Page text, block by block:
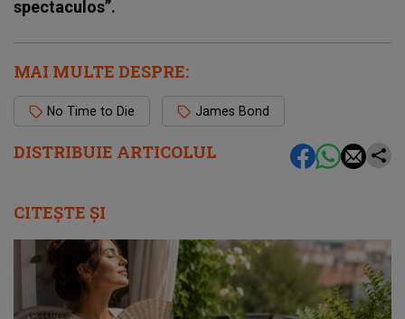
DISTRIBUIE ARTICOLUL
spectaculos”.
MAI MULTE DESPRE:
No Time to Die James Bond
CITEȘTE ȘI